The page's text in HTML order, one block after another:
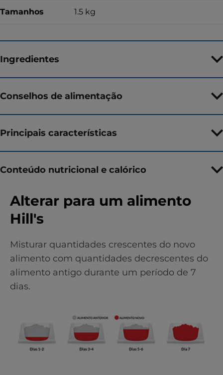
Tamanhos 1.5 kg
Ingredientes
Conselhos de alimentação
Principais características
Conteúdo nutricional e calórico
Alterar para um alimento
Hill's
Misturar quantidades crescentes do novo
alimento com quantidades decrescentes do
alimento antigo durante um período de 7
dias.